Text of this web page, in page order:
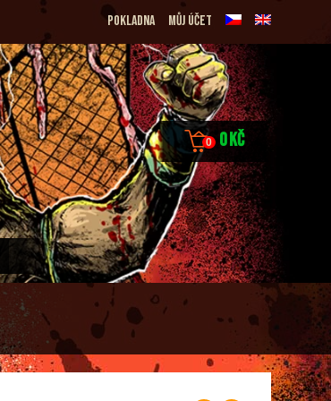
Pokladna Můj účet
0 0Kč